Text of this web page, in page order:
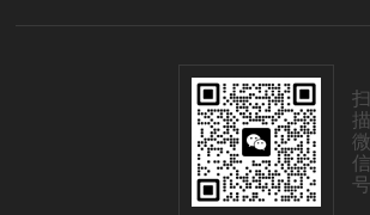
扫
描
微
信
号